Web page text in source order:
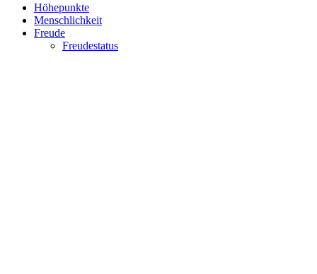
Höhepunkte
Menschlichkeit
Freude
Freudestatus